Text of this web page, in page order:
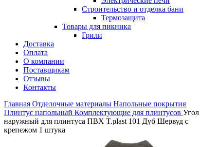
Строительство и отделка бани
Термозащита
Товары для пикника
Грили
Доставка
Оплата
О компании
Поставщикам
Отзывы
Контакты
Главная Отделочные материалы Напольные покрытия
Плинтус напольный Комплектующие для плинтусов Угол
наружный для плинтуса ПВХ T.рlast 101 Дуб Шервуд с
крепежом 1 штука